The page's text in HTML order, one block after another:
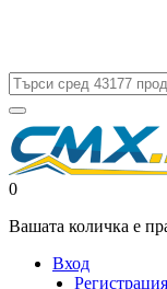
0
Вашата количка е
Вход
Регистрация